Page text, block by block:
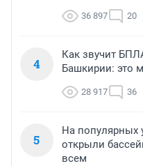
36 897 20
4
Как звучит
Башкирии: это
28 917 36
5
На популярных
открыли
всем